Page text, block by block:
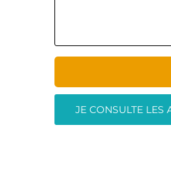
JE CONSULTE LES